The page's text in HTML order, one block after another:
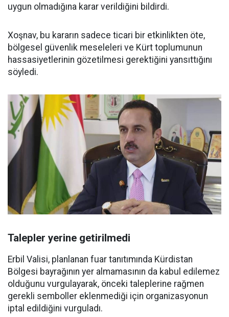
uygun olmadığına karar verildiğini bildirdi.
Xoşnav, bu kararın sadece ticari bir etkinlikten öte,
bölgesel güvenlik meseleleri ve Kürt toplumunun
hassasiyetlerinin gözetilmesi gerektiğini yansıttığını
söyledi.
Talepler yerine getirilmedi
Erbil Valisi, planlanan fuar tanıtımında Kürdistan
Bölgesi bayrağının yer almamasının da kabul edilemez
olduğunu vurgulayarak, önceki taleplerine rağmen
gerekli semboller eklenmediği için organizasyonun
iptal edildiğini vurguladı.